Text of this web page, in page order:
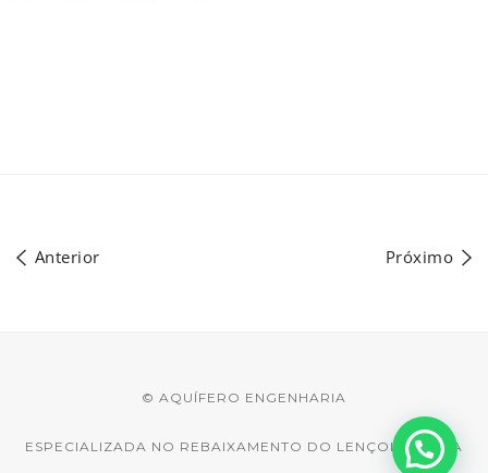
Anterior Próximo
© AQUÍFERO ENGENHARIA
ESPECIALIZADA NO REBAIXAMENTO DO LENÇOL D'ÁGUA